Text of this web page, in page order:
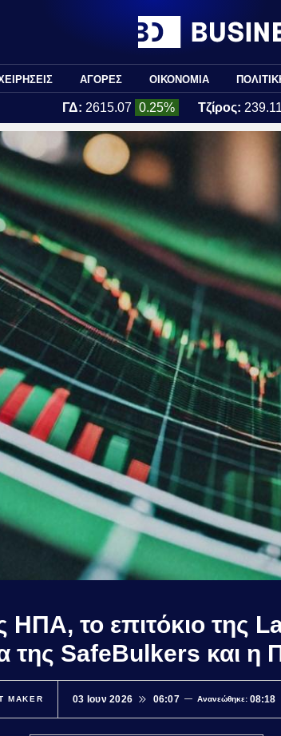
ΑΓΟΡΕΣ ΟΙΚΟΝΟΜΙΑ
ΓΔ: 2615.07 0.25% Τζίρος:
το επιτόκιο της
της SafeBulkers και η
MAKER 03 Ιουν 2026 06:07 Ανανεώθηκε:08:18